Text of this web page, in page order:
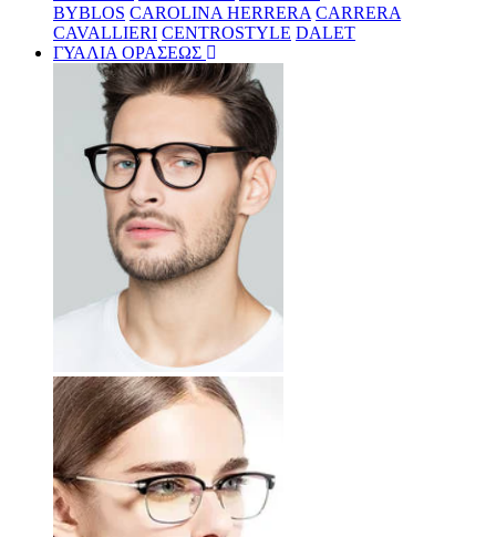
BYBLOS CAROLINA HERRERA CARRERA
CAVALLIERI CENTROSTYLE DALET
ΓΥΑΛΙΑ ΟΡΑΣΕΩΣ